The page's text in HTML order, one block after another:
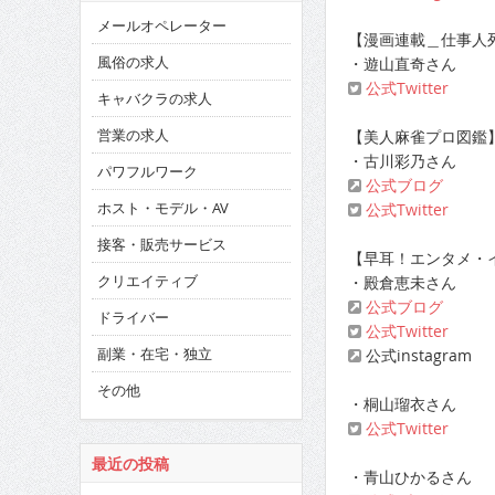
【漫画連載＿仕事人
・遊山直奇さん
公式Twitter
【美人麻雀プロ図鑑】
・古川彩乃さん
公式ブログ
公式Twitter
【早耳！エンタメ・
・殿倉恵未さん
公式ブログ
公式Twitter
公式instagram
・桐山瑠衣さん
公式Twitter
・青山ひかるさん
メールオペレーター
風俗の求人
キャバクラの求人
営業の求人
パワフルワーク
ホスト・モデル・AV
接客・販売サービス
クリエイティブ
ドライバー
副業・在宅・独立
その他
最近の投稿